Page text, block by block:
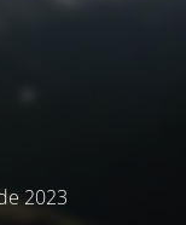
2023